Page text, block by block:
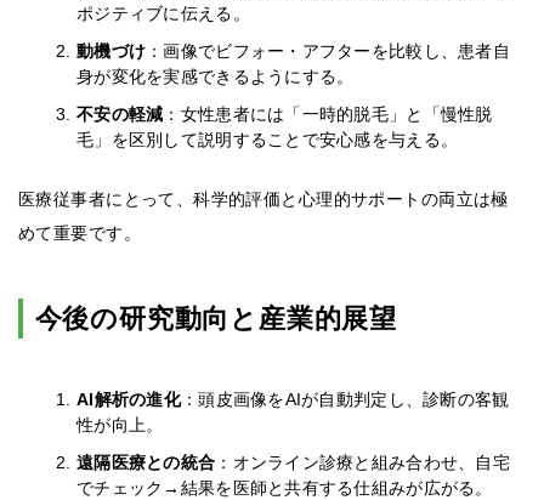
ポジティブに伝える。
動機づけ ：画像でビフォー・アフターを比較し、患者自
身が変化を実感できるようにする。
不安の軽減 ：女性患者には「一時的脱毛」と「慢性脱
毛」を区別して説明することで安心感を与える。
医療従事者にとって、科学的評価と心理的サポートの両立は極
めて重要です。
今後の研究動向と産業的展望
AI解析の進化：頭皮画像をAIが自動判定し、診断の客観
性が向上。
遠隔医療との統合 ：オンライン診療と組み合わせ、自宅
でチェック→結果を医師と共有する仕組みが広がる。